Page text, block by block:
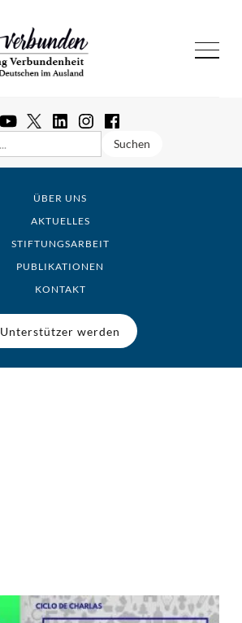
ÜBER UNS
AKTUELLES
STIFTUNGSARBEIT
PUBLIKATIONEN
KONTAKT
Unterstützer werden